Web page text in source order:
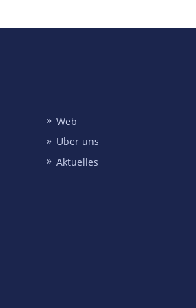
Web
Über uns
Aktuelles